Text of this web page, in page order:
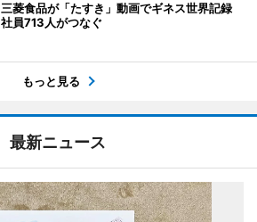
三菱食品が「たすき」動画でギネス世界記録
社員713人がつなぐ
もっと見る
最新ニュース